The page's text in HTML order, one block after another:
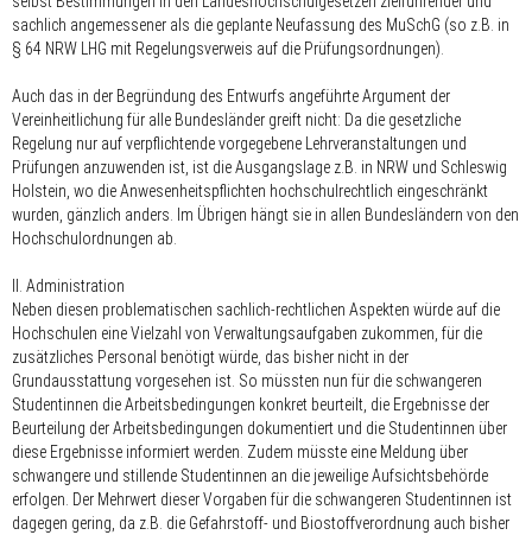
sachlich angemessener als die geplante Neufassung des MuSchG (so z.B. in
§ 64 NRW LHG mit Regelungsverweis auf die Prüfungsordnungen).
Auch das in der Begründung des Entwurfs angeführte Argument der
Vereinheitlichung für alle Bundesländer greift nicht: Da die gesetzliche
Regelung nur auf verpflichtende vorgegebene Lehrveranstaltungen und
Prüfungen anzuwenden ist, ist die Ausgangslage z.B. in NRW und Schleswig
Holstein, wo die Anwesenheitspflichten hochschulrechtlich eingeschränkt
wurden, gänzlich anders. Im Übrigen hängt sie in allen Bundesländern von den
Hochschulordnungen ab.
II. Administration
Neben diesen problematischen sachlich-rechtlichen Aspekten würde auf die
Hochschulen eine Vielzahl von Verwaltungsaufgaben zukommen, für die
zusätzliches Personal benötigt würde, das bisher nicht in der
Grundausstattung vorgesehen ist. So müssten nun für die schwangeren
Studentinnen die Arbeitsbedingungen konkret beurteilt, die Ergebnisse der
Beurteilung der Arbeitsbedingungen dokumentiert und die Studentinnen über
diese Ergebnisse informiert werden. Zudem müsste eine Meldung über
schwangere und stillende Studentinnen an die jeweilige Aufsichtsbehörde
erfolgen. Der Mehrwert dieser Vorgaben für die schwangeren Studentinnen ist
dagegen gering, da z.B. die Gefahrstoff- und Biostoffverordnung auch bisher